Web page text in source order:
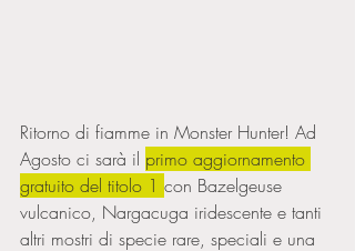
Ritorno di fiamme in Monster Hunter! Ad
Agosto ci sarà il primo aggiornamento
gratuito del titolo 1 con Bazelgeuse
vulcanico, Nargacuga iridescente e tanti
altri mostri di specie rare, speciali e una